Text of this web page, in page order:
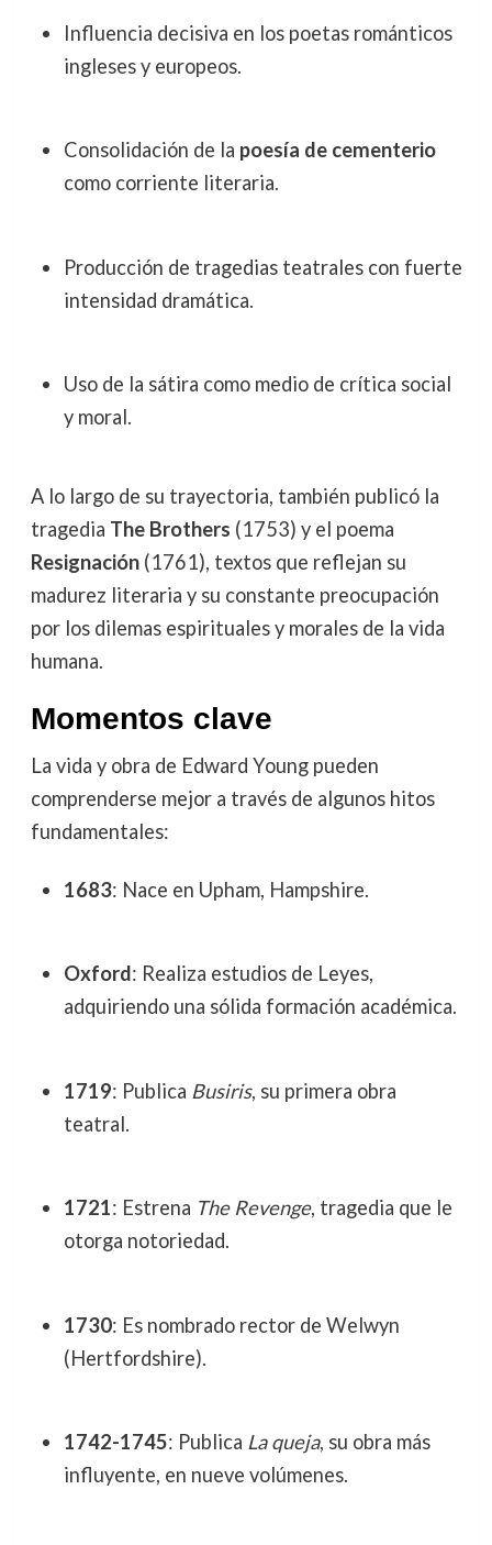
Influencia decisiva en los poetas románticos
ingleses y europeos.
Consolidación de la poesía de cementerio
como corriente literaria.
Producción de tragedias teatrales con fuerte
intensidad dramática.
Uso de la sátira como medio de crítica social
y moral.
A lo largo de su trayectoria, también publicó la
tragedia The Brothers (1753) y el poema
Resignación(1761), textos que reflejan su
madurez literaria y su constante preocupación
por los dilemas espirituales y morales de la vida
humana.
Momentos clave
La vida y obra de Edward Young pueden
comprenderse mejor a través de algunos hitos
fundamentales:
1683: Nace en Upham, Hampshire.
Oxford: Realiza estudios de Leyes,
adquiriendo una sólida formación académica.
1719: Publica Busiris, su primera obra
teatral.
1721: Estrena The Revenge, tragedia que le
otorga notoriedad.
1730: Es nombrado rector de Welwyn
(Hertfordshire).
1742-1745: Publica La queja, su obra más
influyente, en nueve volúmenes.